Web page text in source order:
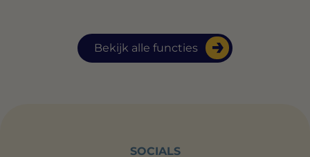
Bekijk alle functies
SOCIALS